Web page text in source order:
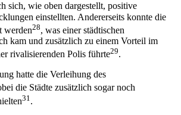
sich, wie oben dargestellt, positive
einstellten. Andererseits konnte die
werden28, was einer städtischen
kam und zusätzlich zu einem Vorteil im
rivalisierenden Polis führte29.
hatte die Verleihung des
die Städte zusätzlich sogar noch
31 .